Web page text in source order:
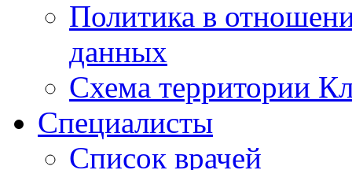
Политика в
данных
Схема территории
Специалисты
Список врачей